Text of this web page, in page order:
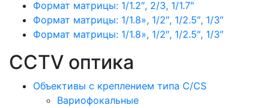
Формат матрицы: 1/1.2″, 2/3, 1/1.7″
Формат матрицы: 1/1.8», 1/2″, 1/2.5″, 1/3″
Формат матрицы: 1/1.8», 1/2″, 1/2.5″, 1/3″
CCTV оптика
Объективы с креплением типа C/CS
Вариофокальные